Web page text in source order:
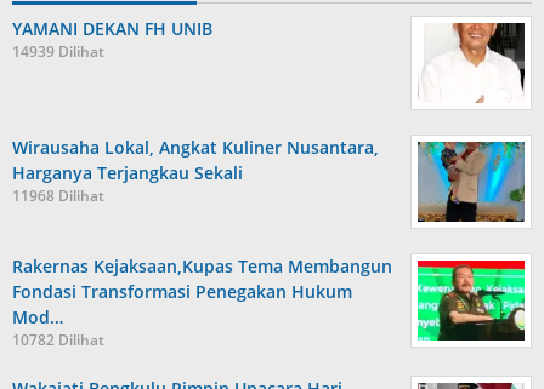
YAMANI DEKAN FH UNIB
14939 Dilihat
Wirausaha Lokal, Angkat Kuliner Nusantara,
Harganya Terjangkau Sekali
11968 Dilihat
Rakernas Kejaksaan,Kupas Tema Membangun
Fondasi Transformasi Penegakan Hukum
Mod…
10782 Dilihat